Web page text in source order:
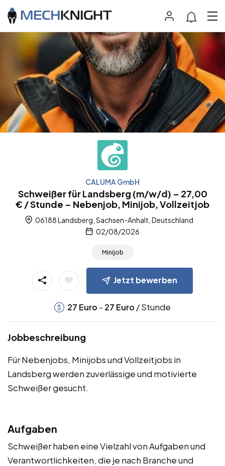
CALUMA GmbH
Schweißer für Landsberg (m/w/d) – 27,00
€ / Stunde – Nebenjob, Minijob, Vollzeitjob
06188 Landsberg, Sachsen-Anhalt, Deutschland
02/08/2026
Minijob
Jetzt bewerben
27 Euro - 27 Euro / Stunde
Jobbeschreibung
Für Nebenjobs, Minijobs und Vollzeitjobs in
Landsberg werden zuverlässige und motivierte
Schweißer gesucht.
Aufgaben
Schweißer haben eine Vielzahl von Aufgaben und
Verantwortlichkeiten, die je nach Branche und